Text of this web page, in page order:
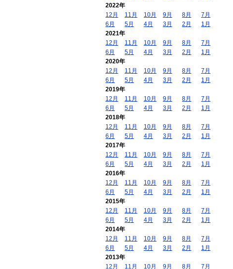
2022年
12月
11月 10月 9月 8月
7月
6月
5月 4月 3月 2月
1月
2021年
12月
11月 10月 9月 8月
7月
6月
5月 4月 3月 2月
1月
2020年
12月
11月 10月 9月 8月
7月
6月
5月 4月 3月 2月
1月
2019年
12月
11月 10月 9月 8月
7月
6月
5月 4月 3月 2月
1月
2018年
12月
11月 10月 9月 8月
7月
6月
5月 4月 3月 2月
1月
2017年
12月
11月 10月 9月 8月
7月
6月
5月 4月 3月 2月
1月
2016年
12月
11月 10月 9月 8月
7月
6月
5月 4月 3月 2月
1月
2015年
12月
11月 10月 9月 8月
7月
6月
5月 4月 3月 2月
1月
2014年
12月
11月 10月 9月 8月
7月
6月
5月 4月 3月 2月
1月
2013年
12月
11月 10月 9月 8月 7月